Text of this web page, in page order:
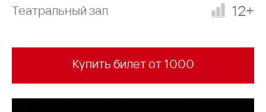
Театральный зал 12+
Купить билет от 1000